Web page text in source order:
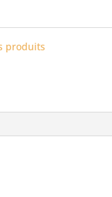
produits